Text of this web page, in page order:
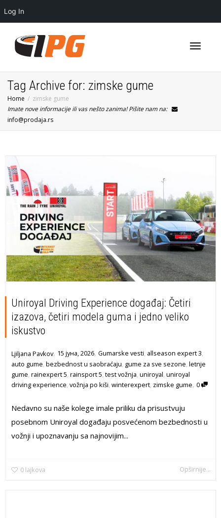
Log In
Tag Archive for: zimske gume
Home
zimske gume
Imate nove informacije ili vas nešto zanima! Pišite nam na:
info@prodaja.rs
Uniroyal Driving Experience događaj: Četiri
izazova, četiri modela guma i jedno veliko
iskustvo
Ljiljana Pavkov, 15 јуна, 2026, Gumarske vesti, allseason expert 3,
auto gume, bezbednost u saobraćaju, gume za sve sezone, letnje
gume, rainexpert 5, rainsport 5, test vožnja, uniroyal, uniroyal
driving experience, vožnja po kiši, winterexpert, zimske gume, 0
Nedavno su naše kolege imale priliku da prisustvuju
posebnom Uniroyal događaju posvećenom bezbednosti u
vožnji i upoznavanju sa najnovijim...
0 lajkova Opširnije...